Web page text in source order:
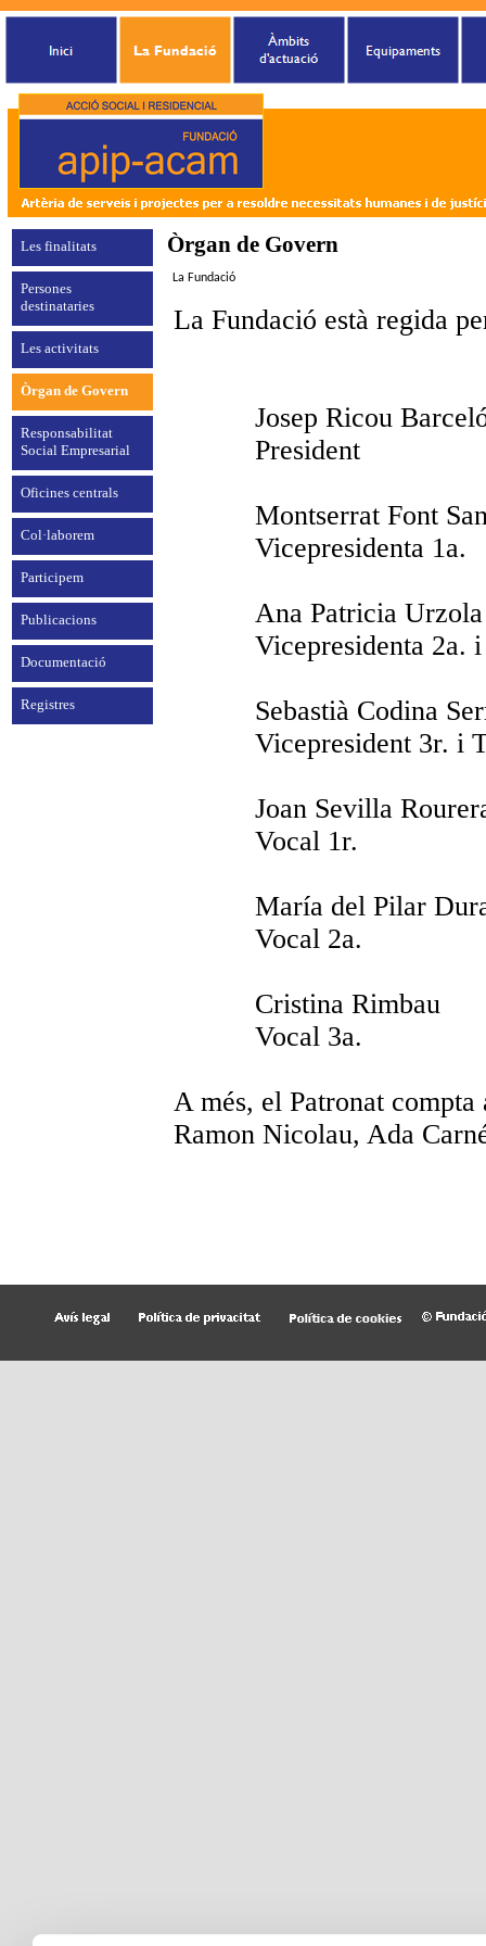
Les finalitats
Persones
destinataries
Les activitats
Òrgan de Govern
Responsabilitat
Social Empresarial
Oficines centrals
Col·laborem
Participem
Publicacions
Documentació
Registres
Òrgan de Govern
La Fundació
La Fundació està regida
Josep Ricou
President
Montserrat Font
Vicepresidenta 1a.
Ana Patricia
Vicepresidenta 2a.
Sebastià Codina
Vicepresident 3r. i
Joan Sevilla
Vocal 1r.
María del Pilar
Vocal 2a.
Cristina Rimbau
Vocal 3a.
A més, el Patronat
Ramon Nicolau, Ada